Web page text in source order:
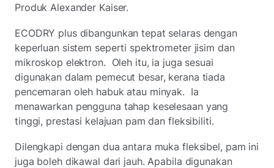
Produk Alexander Kaiser.
ECODRY plus dibangunkan tepat selaras dengan
keperluan sistem seperti spektrometer jisim dan
mikroskop elektron. Oleh itu, ia juga sesuai
digunakan dalam pemecut besar, kerana tiada
pencemaran oleh habuk atau minyak. Ia
menawarkan pengguna tahap keselesaan yang
tinggi, prestasi kelajuan pam dan fleksibiliti.
Dilengkapi dengan dua antara muka fleksibel, pam ini
juga boleh dikawal dari jauh. Apabila digunakan